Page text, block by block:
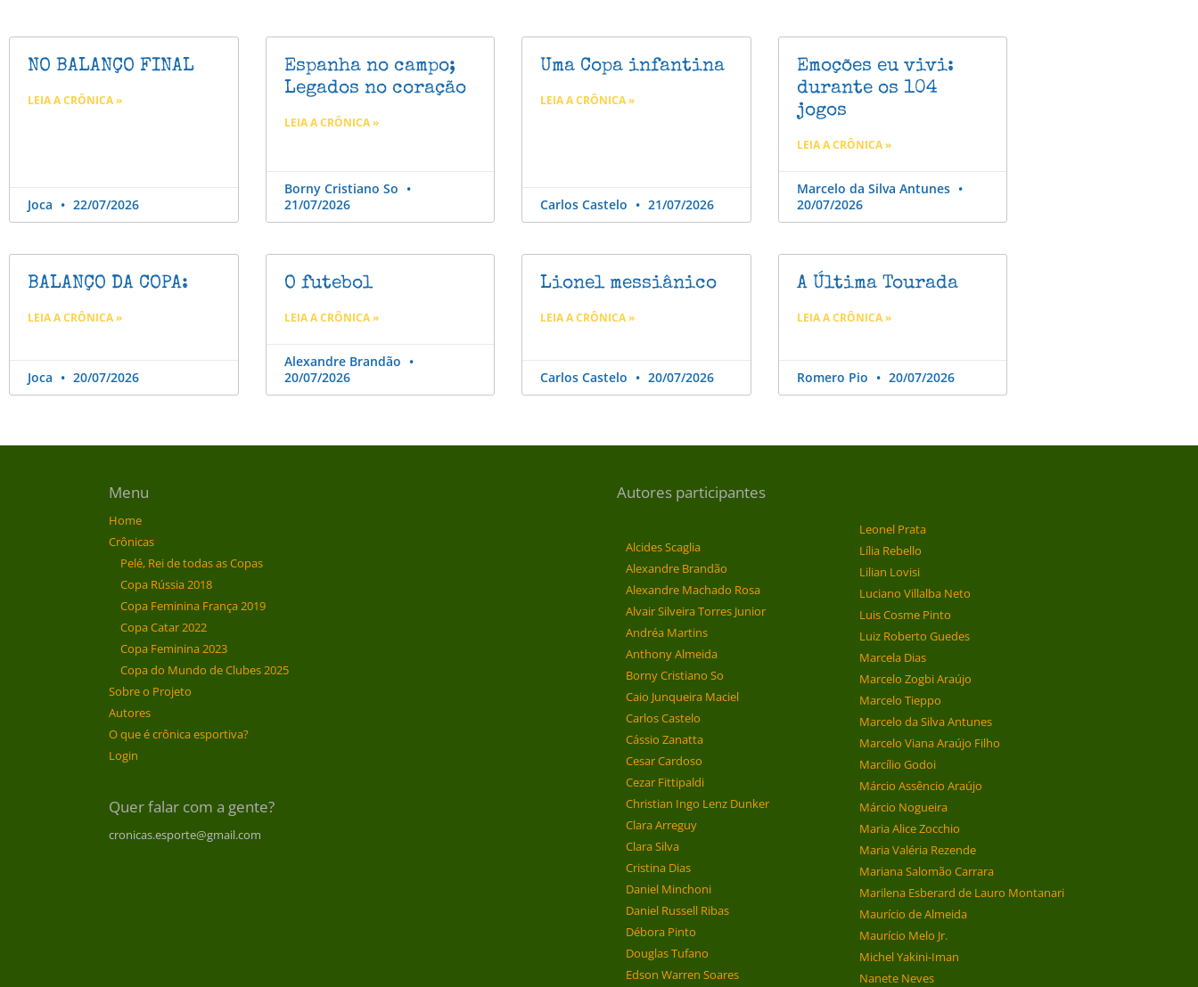
NO BALANÇO FINAL
LEIA A CRÔNICA »
Joca 22/07/2026
Espanha no campo;
Legados no coração
LEIA A CRÔNICA »
Borny Cristiano So
21/07/2026
Uma Copa infantina
LEIA A CRÔNICA »
Carlos Castelo 21/07/2026
Emoções eu vivi:
durante os 104
jogos
LEIA A CRÔNICA »
Marcelo da Silva Antunes
20/07/2026
BALANÇO DA COPA:
LEIA A CRÔNICA »
Joca 20/07/2026
O futebol
LEIA A CRÔNICA »
Alexandre Brandão
20/07/2026
Lionel messiânico
LEIA A CRÔNICA »
Carlos Castelo 20/07/2026
A Última Tourada
LEIA A CRÔNICA »
Romero Pio 20/07/2026
Menu
Home
Crônicas
Pelé, Rei de todas as Copas
Copa Rússia 2018
Copa Feminina França 2019
Copa Catar 2022
Copa Feminina 2023
Copa do Mundo de Clubes 2025
Sobre o Projeto
Autores
O que é crônica esportiva?
Login
Quer falar com a gente?
cronicas.esporte@gmail.com
Autores participantes
Alcides Scaglia
Alexandre Brandão
Alexandre Machado Rosa
Alvair Silveira Torres Junior
Andréa Martins
Anthony Almeida
Borny Cristiano So
Caio Junqueira Maciel
Carlos Castelo
Cássio Zanatta
Cesar Cardoso
Cezar Fittipaldi
Christian Ingo Lenz Dunker
Clara Arreguy
Clara Silva
Cristina Dias
Daniel Minchoni
Daniel Russell Ribas
Débora Pinto
Douglas Tufano
Edson Warren Soares
Leonel Prata
Lília Rebello
Lilian Lovisi
Luciano Villalba Neto
Luis Cosme Pinto
Luiz Roberto Guedes
Marcela Dias
Marcelo Zogbi Araújo
Marcelo Tieppo
Marcelo da Silva Antunes
Marcelo Viana Araújo Filho
Marcílio Godoi
Márcio Assêncio Araújo
Márcio Nogueira
Maria Alice Zocchio
Maria Valéria Rezende
Mariana Salomão Carrara
Marilena Esberard de Lauro Montanari
Maurício de Almeida
Maurício Melo Jr.
Michel Yakini-Iman
Nanete Neves